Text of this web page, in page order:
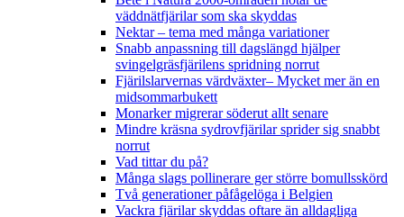
väddnätfjärilar som ska skyddas
Nektar – tema med många variationer
Snabb anpassning till dagslängd hjälper
svingelgräsfjärilens spridning norrut
Fjärilslarvernas värdväxter– Mycket mer än en
midsommarbukett
Monarker migrerar söderut allt senare
Mindre kräsna sydrovfjärilar sprider sig snabbt
norrut
Vad tittar du på?
Många slags pollinerare ger större bomullsskörd
Två generationer påfågelöga i Belgien
Vackra fjärilar skyddas oftare än alldagliga